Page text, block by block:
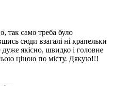
так само треба було
сюди взагалі ні крапельки
якісно, швидко і головне
ціною по місту. Дякую!!!